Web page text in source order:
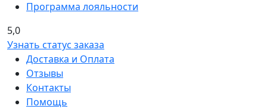
Программа лояльности
5,0
Узнать статус заказа
Доставка и Оплата
Отзывы
Контакты
Помощь